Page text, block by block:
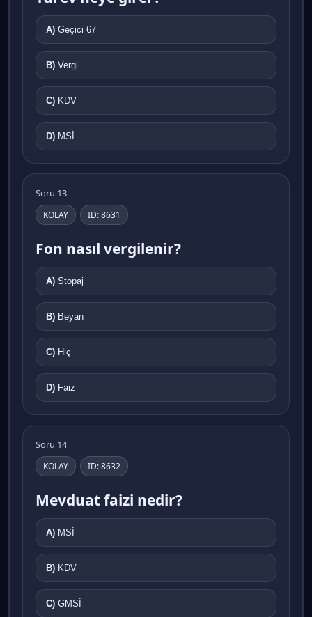
A) Geçici 67
B) Vergi
C) KDV
D) MSİ
Soru 13
KOLAY ID: 8631
Fon nasıl vergilenir?
A) Stopaj
B) Beyan
C) Hiç
D) Faiz
Soru 14
KOLAY ID: 8632
Mevduat faizi nedir?
A) MSİ
B) KDV
C) GMSİ